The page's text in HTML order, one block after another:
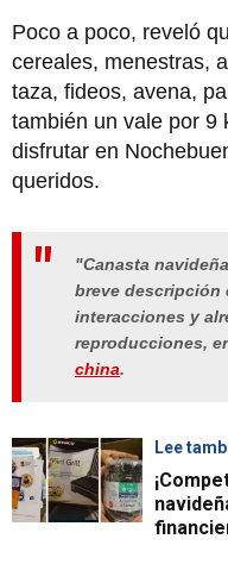
Poco a poco, reveló
cereales, menestras,
taza, fideos, avena,
también un vale por 9
disfrutar en
queridos.
"Canasta
breve descripción
interacciones y
reproducciones,
china.
Lee